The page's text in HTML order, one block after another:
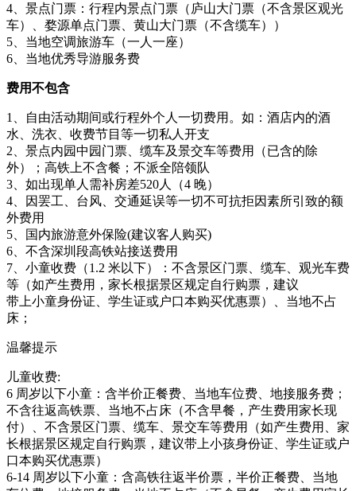
4、景点门票：行程内景点门票（庐山大门票（不含景区观光
车）、婺源单点门票、黄山大门票（不含缆车））
5、当地空调旅游车（一人一座）
6、当地优秀导游服务费
费用不包含
1、自由活动期间或行程外个人一切费用。如：酒店内的酒
水、洗衣、收费节目等一切私人开支
2、景点内园中园门票、缆车及景交车等费用（已含的除
外）；高铁上不含餐；不派全陪领队
3、如出现单人需补房差520人（4 晚）
4、因罢工、台风、交通延误等一切不可抗拒因素所引致的额
外费用
5、国内旅游意外保险(建议客人购买)
6、不含深圳段高铁站接送费用
7、小童收费（1.2 米以下）：不含景区门票、缆车、观光车费
等（如产生费用，家长根据景区规定自行购票，建议
带上小童身份证、学生证或户口本购买优惠票）、当地不占
床；
温馨提示
儿童收费:
6 周岁以下小童：含半价正餐费、当地车位费、地接服务费；
不含往返高铁票、当地不占床（不含早餐，产生费用家长现
付）、不含景区门票、缆车、景交车等费用（如产生费用、家
长根据景区规定自行购票，建议带上小孩身份证、学生证或户
口本购买优惠票）
6-14 周岁以下小童：含高铁往返半价票，半价正餐费、当地